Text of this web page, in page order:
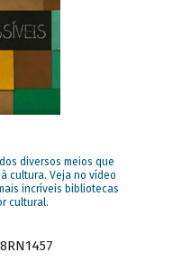
diversos meios que
cultura. Veja no vídeo
incríveis bibliotecas
cultural.